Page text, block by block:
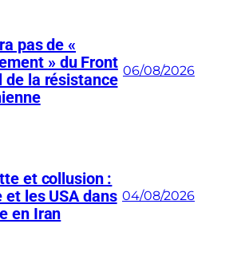
pas de «
» du Front
de la résistance 06/08/2026
et collusion :
et les USA dans
en Iran
04/08/2026